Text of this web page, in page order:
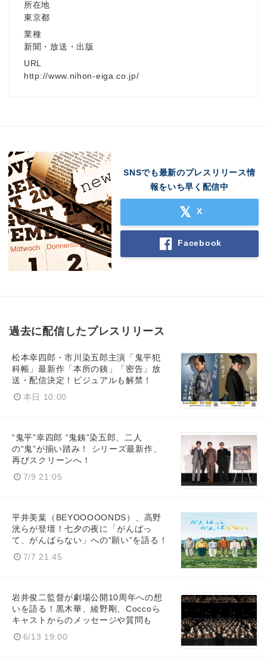
所在地
東京都
業種
新聞・放送・出版
URL
http://www.nihon-eiga.co.jp/
SNSでも最新のプレスリリース情
報をいち早く配信中
X
Facebook
過去に配信したプレスリリース
松本幸四郎・市川染五郎主演「鬼平犯
科帳」最新作「本所の銕」「密告」放
送・配信決定！ビジュアルも解禁！
本日 10:00
“鬼平”幸四郎 “鬼銕”染五郎、二人
の“鬼”が揃い踏み！ シリーズ最新作、
再びスクリーンへ！
7/9 21:05
平井美葉（BEYOOOOONDS）、高野
洸らが登壇！七夕の夜に「がんばっ
て、がんばらない」への“願い”を語る！
7/7 21:45
岩井俊二監督が劇場公開10周年への想
いを語る！黒木華、綾野剛、Coccoら
キャストからのメッセージや質問も
6/13 19:00